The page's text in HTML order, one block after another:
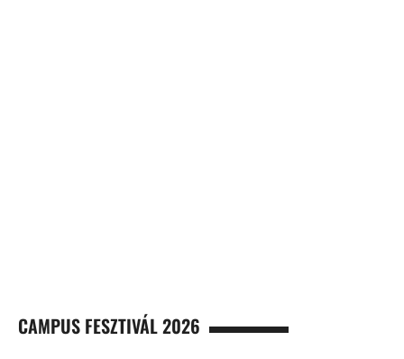
CAMPUS FESZTIVÁL 2026